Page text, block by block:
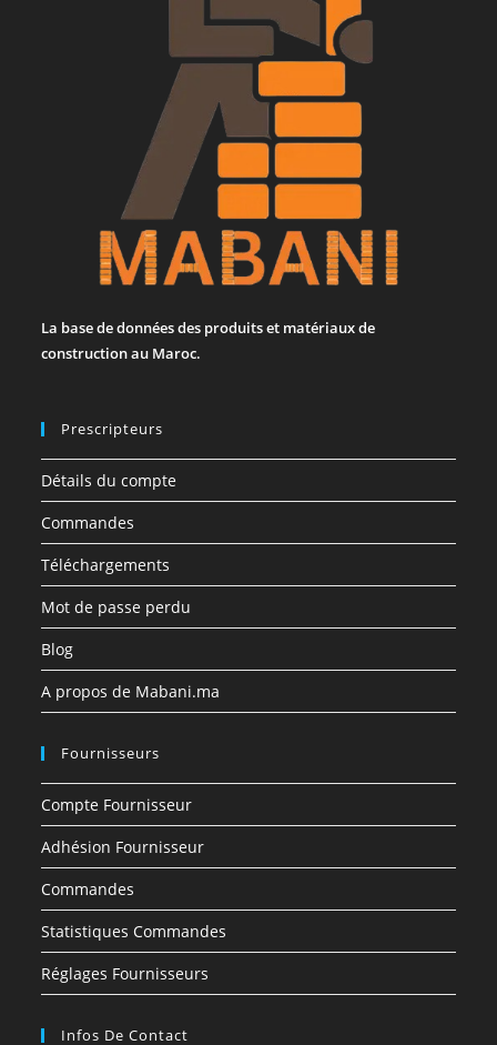
La base de données des produits et matériaux de
construction au Maroc.
Prescripteurs
Détails du compte
Commandes
Téléchargements
Mot de passe perdu
Blog
A propos de Mabani.ma
Fournisseurs
Compte Fournisseur
Adhésion Fournisseur
Commandes
Statistiques Commandes
Réglages Fournisseurs
Infos De Contact